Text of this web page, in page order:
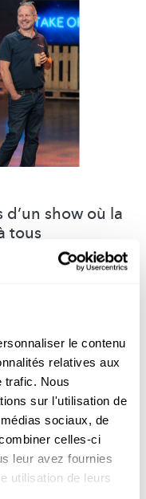
le contenu
relatives aux
trafic. Nous
sur l'utilisation de
sociaux, de
celles-ci
leur avez fournies
utilisation de leurs
d’un show où la
tous
! Deborah Ceccacci,